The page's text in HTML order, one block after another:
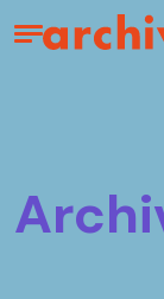
Home page
Apri il menu